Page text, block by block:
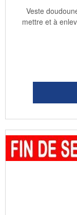
Veste
mettre et à